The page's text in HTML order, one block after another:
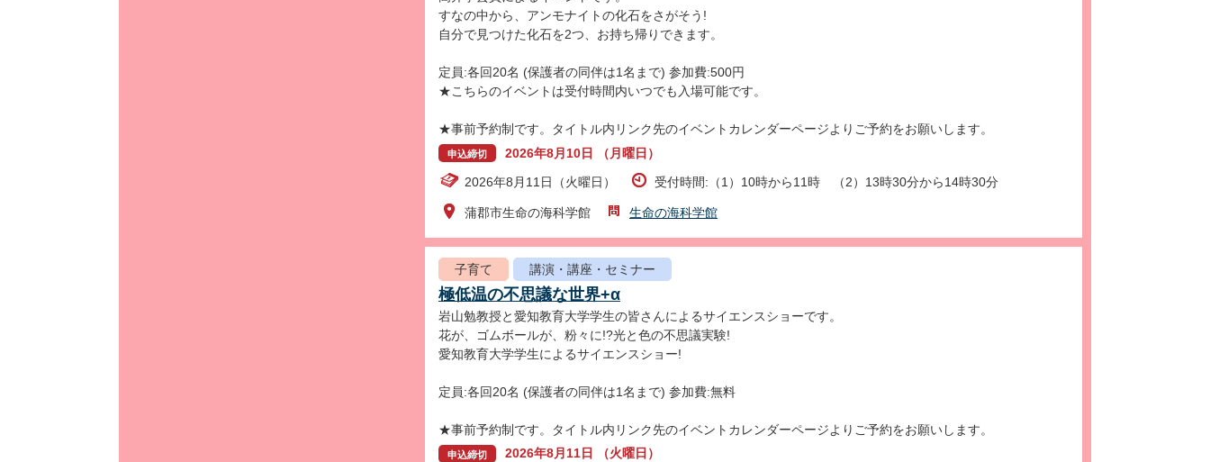
すなの中から、アンモナイトの化石をさがそう!
自分で見つけた化石を2つ、お持ち帰りできます。
定員:各回20名 (保護者の同伴は1名まで) 参加費:500円
★こちらのイベントは受付時間内いつでも入場可能です。
★事前予約制です。タイトル内リンク先のイベントカレンダーページよりご予約をお願いします。
申込締切 2026年8月10日 （月曜日）
2026年8月11日（火曜日） 受付時間:（1）10時から11時 （2）13時30分から14時30分
蒲郡市生命の海科学館 生命の海科学館
子育て 講演・講座・セミナー
極低温の不思議な世界+α
岩山勉教授と愛知教育大学学生の皆さんによるサイエンスショーです。
花が、ゴムボールが、粉々に!?光と色の不思議実験!
愛知教育大学学生によるサイエンスショー!
定員:各回20名 (保護者の同伴は1名まで) 参加費:無料
★事前予約制です。タイトル内リンク先のイベントカレンダーページよりご予約をお願いします。
申込締切 2026年8月11日 （火曜日）